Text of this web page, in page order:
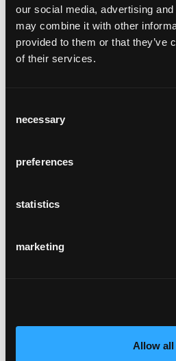
our social media, advertising
may combine it with other
provided to them or that they’ve
of their services.
Selection
necessary
preferences
statistics
marketing
Allow all
Flüeli-Ranft
lofthotel murg
Murg